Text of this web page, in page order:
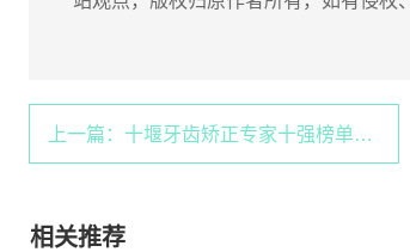
上一篇：十堰牙齿矫正专家十强榜单揭晓
相关推荐